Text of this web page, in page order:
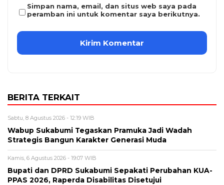
Simpan nama, email, dan situs web saya pada
peramban ini untuk komentar saya berikutnya.
BERITA TERKAIT
Sabtu, 8 Agustus 2026 - 12:19 WIB
Wabup Sukabumi Tegaskan Pramuka Jadi Wadah
Strategis Bangun Karakter Generasi Muda
Kamis, 6 Agustus 2026 - 19:07 WIB
Bupati dan DPRD Sukabumi Sepakati Perubahan KUA-
PPAS 2026, Raperda Disabilitas Disetujui